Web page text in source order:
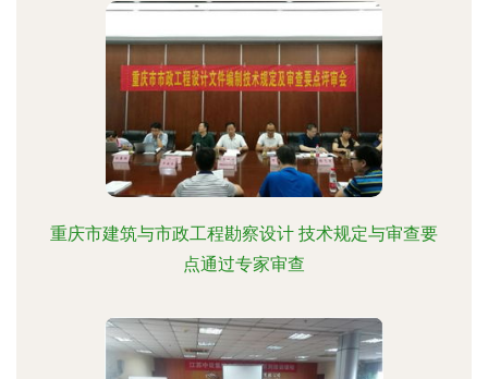
重庆市建筑与市政工程勘察设计 技术规定与审查要
点通过专家审查